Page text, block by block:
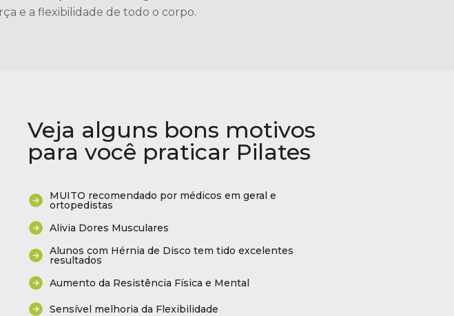
e a flexibilidade de todo o corpo.
Veja alguns bons motivos
para você praticar Pilates
MUITO recomendado por médicos em geral e
ortopedistas
Alivia Dores Musculares
Alunos com Hérnia de Disco tem tido excelentes
resultados
Aumento da Resistência Física e Mental
Sensível melhoria da Flexibilidade